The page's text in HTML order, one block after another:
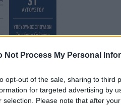
Not Process My Personal
opt-out of the sale, sharing to third
for targeted advertising by
selection. Please note that after